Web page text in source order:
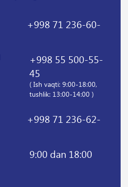
+998 71 236-60-
+998 55 500-55-
45
( Ish vaqti: 9:00-18:00,
tushlik: 13:00-14:00 )
+998 71 236-62-
9:00 dan 18:00